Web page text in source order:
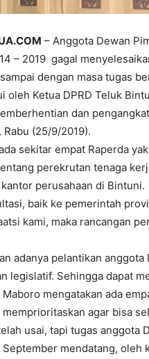
– Anggota Dewan
– 2019 gagal
dengan masa tugas
oleh Ketua DPRD Teluk
dan
Rabu (25/9/2019).
sekitar empat Raperda
perekrutan tenaga
perusahaan di Bintuni.
baik ke pemerintah
kami, maka rancangan
adanya pelantikan
legislatif. Sehingga dapat
mengatakan ada
agar bisa
usai, tapi tugas anggota
mendatang, oleh